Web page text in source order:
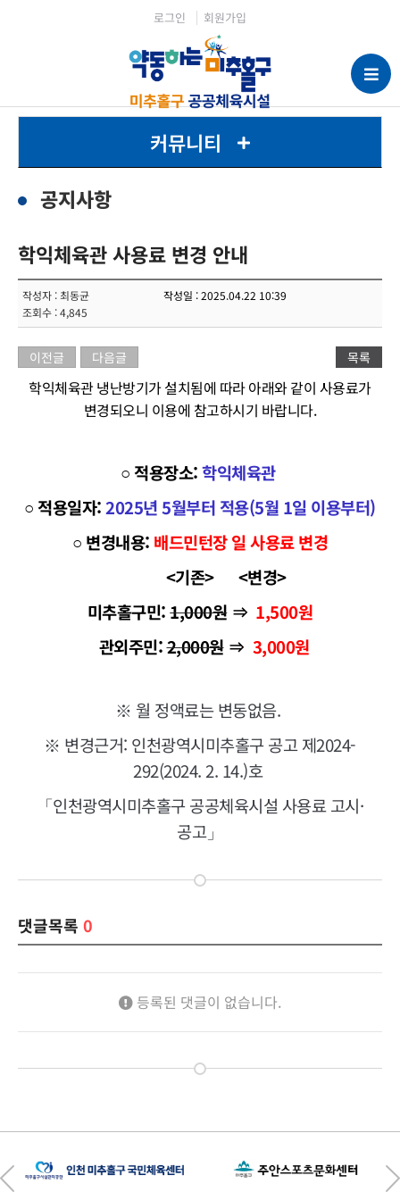
로그인 회원가입
커뮤니티
공지사항
학익체육관 사용료 변경 안내
작성자 : 최동균
작성일 : 2025.04.22 10:39
조회수 : 4,845
이전글 다음글 목록
학익체육관 냉난방기가 설치됨에 따라 아래와 같이 사용료가
변경되오니 이용에 참고하시기 바랍니다.
○ 적용장소:학익체육관
○ 적용일자:2025년 5월부터 적용(5월 1일 이용부터)
○ 변경내용: 배드민턴장 일 사용료 변경
<기존> <변경>
미추홀구민:1,000원⇒ 1,500원
관외주민:2,000원⇒ 3,000원
※ 월 정액료는 변동없음.
※ 변경근거: 인천광역시미추홀구 공고 제2024-
292(2024. 2. 14.)호
「인천광역시미추홀구 공공체육시설 사용료 고시·
공고」
댓글목록 0
등록된 댓글이 없습니다.